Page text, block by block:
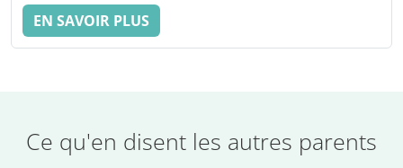
EN SAVOIR PLUS
Ce qu'en disent les autres parents